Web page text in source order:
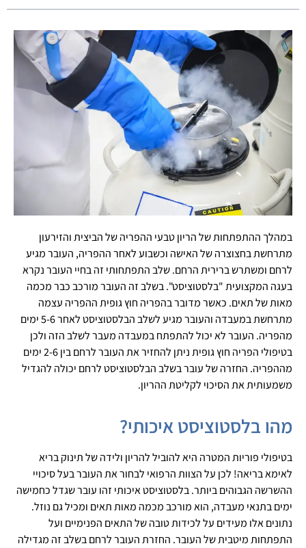
במהלך ההתפתחות של הריון טבעי ההפריה של הביצית והזירעון
מתרחשת בחצוצרה של האישה וכשבוע לאחר ההפריה, העובר מגיע
לרחם ומשתרש ברירית הרחם. שלב התפתחותי זה בחיי העובר נקרא
בעגה המקצועית "בלסטוציסט". בשלב זה העובר מורכב כבר מכמה
מאות של תאים. כאשר מדובר בהפריה חוץ גופית ההפריה עצמה
מתרחשת במעבדה והעובר מגיע לשלב הבלסטוציסט לאחר 5-6 ימים
מהפריה. העובר לא יכול להתפתח במעבדה מעבר לשלב הזה ולכן
בטיפולי הפריה חוץ גופית ניתן להחזיר את העובר לרחם בין 2-6 ימים
מההפריה. החזרה של עובר בשלב הבלסטוציסט לרחם יכולה להגדיל
משמעותית את הסיכוי לקליטת ההריון.
מהו בלסטוציסט איכותי?
בטיפולי פוריות המטרה היא להוביל להריון ולידה של תינוק בריא
לאימא בריאה! לכן על הצוות הרפואי לבחור את העובר בעל סיכויי
ההשרשה הגבוהים ביותר. בלסטוציסט איכותי זהו עובר שגדל כחמישה
ימים בתנאי מעבדה, הוא מורכב מכמה מאות תאים ומכיל גם נוזל.
נתונים אלו מעידים על לכידות טובה של התאים הפנימיים ועל
התפתחות מיטבית של העובר. החזרת העובר לרחם בשלב זה מגדילה